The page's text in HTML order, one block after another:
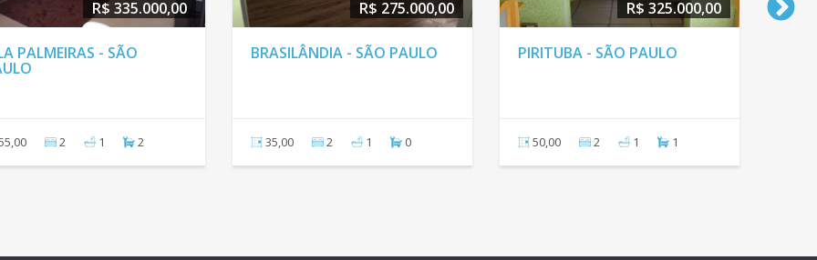
R$ 335.000,00
PALMEIRAS - SÃO
2 1 2
R$ 275.000,00
BRASILÂNDIA - SÃO PAULO
35,00 2 1 0
R$ 325.000,00
PIRITUBA - SÃO PAULO
50,00 2 1 1